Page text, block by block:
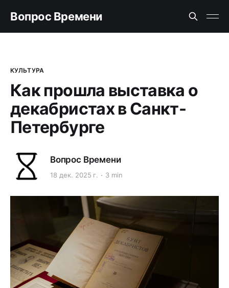
Вопрос Времени
КУЛЬТУРА
Как прошла выставка о
декабристах в Санкт-
Петербурге
Вопрос Времени
18 дек. 2025 г. 3 min